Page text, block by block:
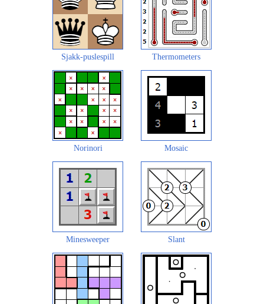
Sjakk-puslespill Thermometers
Norinori Mosaic
Minesweeper Slant